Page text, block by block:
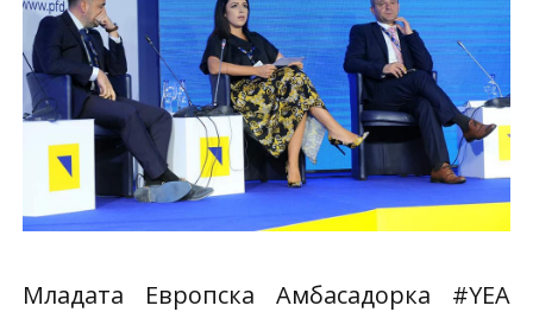
Младата Европска Амбасадорка #YEA